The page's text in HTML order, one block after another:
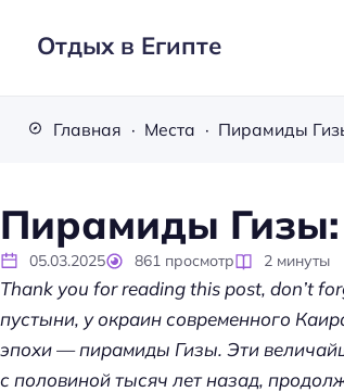
Отдых в Египте
Главная Места Пирамиды
Пирамиды Гизы:
05.03.2025 861 просмотр 2 минуты
Thank you for reading this post, don’t
пустыни, у окраин современного
эпохи — пирамиды Гизы. Эти
с половиной тысяч лет назад,